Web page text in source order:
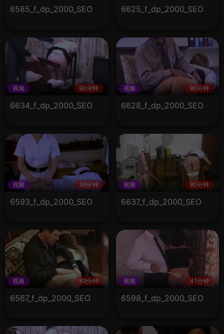
6585_f_dp_2000_SEO 6625_f_dp_2000_SEO
视频 90分钟
6634_f_dp_2000_SEO
视频 90分钟
6628_f_dp_2000_SEO
视频 36分钟
6593_f_dp_2000_SEO
视频 90分钟
6637_f_dp_2000_SEO
视频 69分钟
6567_f_dp_2000_SEO
视频 41分钟
6598_f_dp_2000_SEO